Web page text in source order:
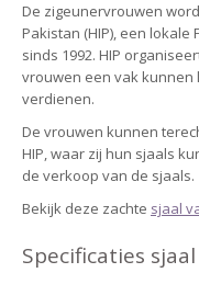
De zigeunervrouwen
Pakistan (HIP), een
sinds 1992. HIP
vrouwen een vak
verdienen.
De vrouwen kunnen
HIP, waar zij hun sjaals
de verkoop van de sjaals.
Bekijk deze zachte sjaal
Specificaties sjaal